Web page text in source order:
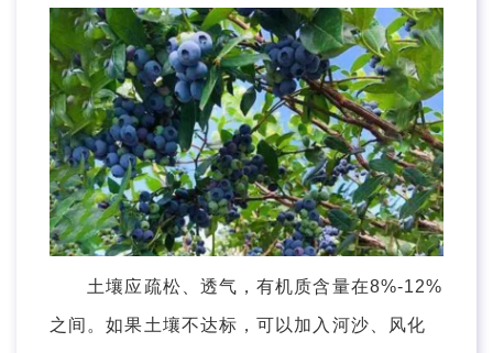
土壤应疏松、透气，有机质含量在8%-12%
之间。如果土壤不达标，可以加入河沙、风化